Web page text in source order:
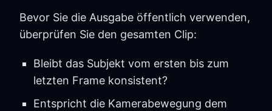
Bevor Sie die Ausgabe öffentlich verwenden,
überprüfen Sie den gesamten Clip:
Bleibt das Subjekt vom ersten bis zum
letzten Frame konsistent?
Entspricht die Kamerabewegung dem